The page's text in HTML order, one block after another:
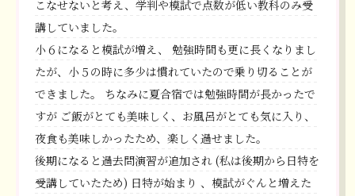
こなせないと考え、学判や模試で点数が低い教科のみ受
講していました。
小６になると模試が増え、 勉強時間も更に長くなりまし
たが、小５の時に多少は慣れていたので乗り切ることが
できました。 ちなみに夏合宿では勉強時間が長かったで
すが ご飯がとても美味しく、お風呂がとても気に入り、
夜食も美味しかったため、楽しく過せました。
後期になると過去問演習が追加され (私は後期から日特を
受講していたため) 日特が始まり 、模試がぐんと増えた